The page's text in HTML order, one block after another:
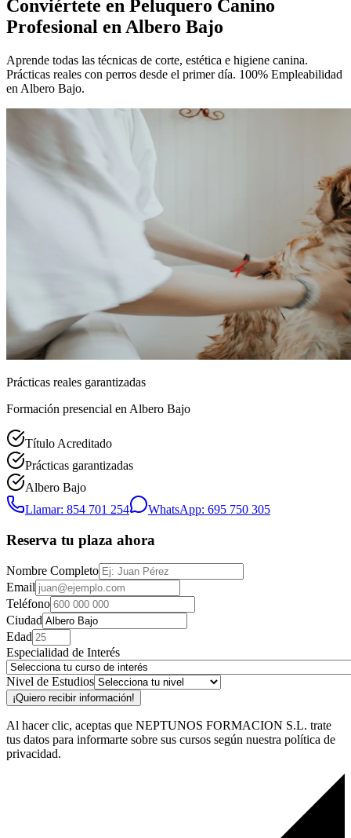
Conviértete en Peluquero Canino
Profesional en Albero Bajo
Aprende todas las técnicas de corte, estética e higiene canina.
Prácticas reales con perros desde el primer día. 100% Empleabilidad
en Albero Bajo.
Prácticas reales garantizadas
Formación presencial en Albero Bajo
Título Acreditado
Prácticas garantizadas
Albero Bajo
Llamar: 854 701 254
WhatsApp: 695 750 305
Reserva tu plaza ahora
Nombre Completo
Email
Teléfono
Ciudad
Edad
Especialidad de Interés
Nivel de Estudios
¡Quiero recibir información!
Al hacer clic, aceptas que NEPTUNOS FORMACION S.L. trate
tus datos para informarte sobre sus cursos según nuestra política de
privacidad.